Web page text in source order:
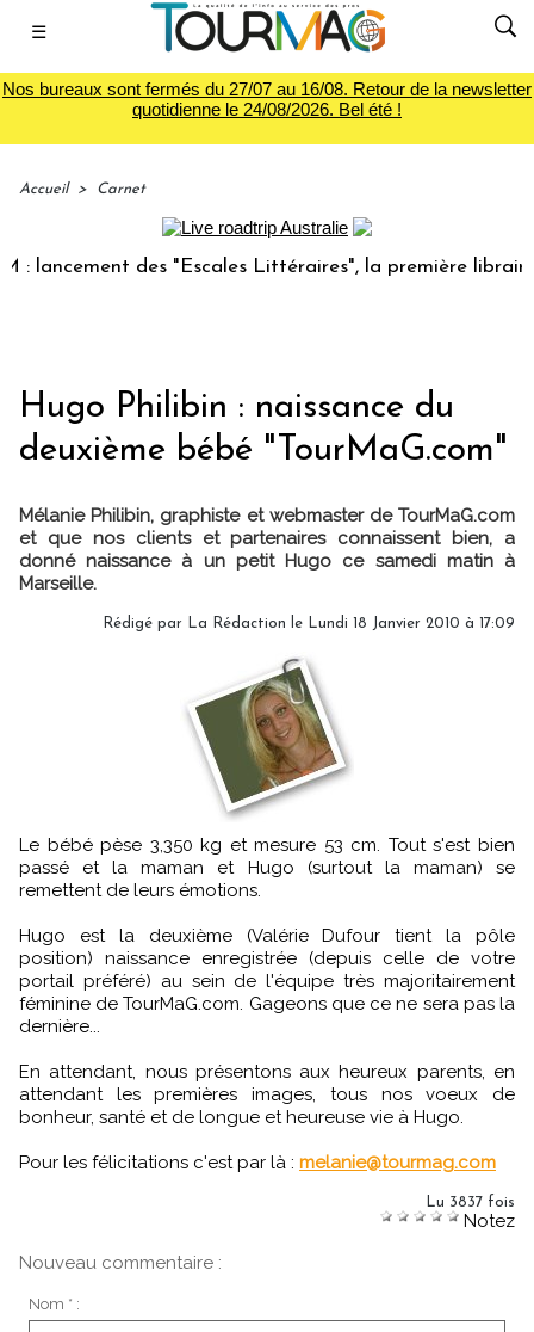
☰
Nos bureaux sont fermés du 27/07 au 16/08. Retour de la newsletter
quotidienne le 24/08/2026. Bel été !
Accueil > Carnet
des "Escales Littéraires", la première librairie
Hugo Philibin : naissance du
deuxième bébé "TourMaG.com"
Mélanie Philibin, graphiste et webmaster de TourMaG.com
et que nos clients et partenaires connaissent bien, a
donné naissance à un petit Hugo ce samedi matin à
Marseille.
Rédigé par La Rédaction le Lundi 18 Janvier 2010 à 17:09
Le bébé pèse 3,350 kg et mesure 53 cm. Tout s'est bien
passé et la maman et Hugo (surtout la maman) se
remettent de leurs émotions.
Hugo est la deuxième (Valérie Dufour tient la pôle
position) naissance enregistrée (depuis celle de votre
portail préféré) au sein de l'équipe très majoritairement
féminine de TourMaG.com. Gageons que ce ne sera pas la
dernière...
En attendant, nous présentons aux heureux parents, en
attendant les premières images, tous nos voeux de
bonheur, santé et de longue et heureuse vie à Hugo.
Pour les félicitations c'est par là : melanie@tourmag.com
Lu 3837 fois
Notez
Nouveau commentaire :
Nom * :